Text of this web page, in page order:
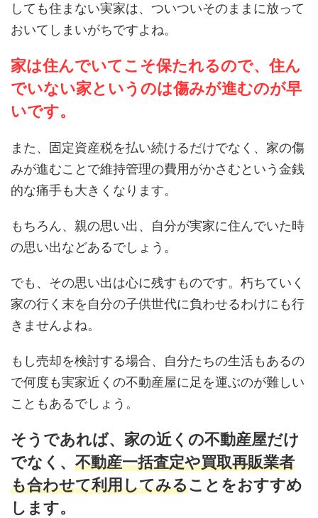
しても住まない実家は、ついついそのままに放って
おいてしまいがちですよね。
家は住んでいてこそ保たれるので、住ん
でいない家というのは傷みが進むのが早
いです。
また、固定資産税を払い続けるだけでなく、家の傷
みが進むことで維持管理の費用がかさむという金銭
的な痛手も大きくなります。
もちろん、親の思い出、自分が実家に住んでいた時
の思い出などあるでしょう。
でも、その思い出は心に残すものです。朽ちていく
家の行く末を自分の子供世代に負わせるわけにも行
きませんよね。
もし売却を検討する場合、自分たちの生活もあるの
で何度も実家近くの不動産屋に足を運ぶのが難しい
こともあるでしょう。
そうであれば、家の近くの不動産屋だけ
でなく、 不動産一括査定や買取再販業者
も合わせて利用してみることをおすすめ
します。